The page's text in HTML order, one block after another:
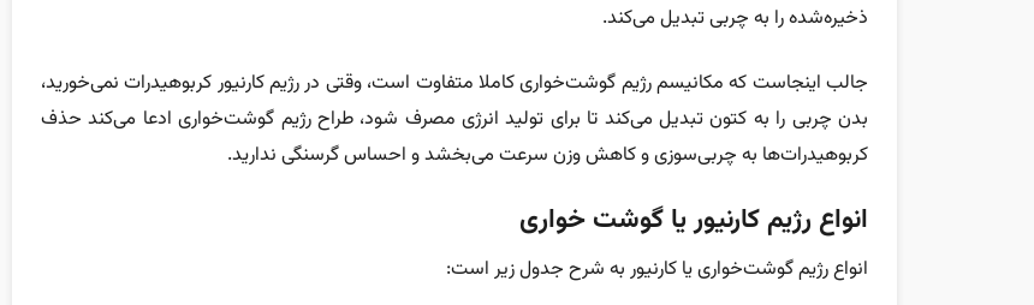
ذخیره‌شده را به چربی تبدیل می‌کند.
جالب اینجاست که مکانیسم رژیم گوشت‌خواری کاملا متفاوت است، وقتی در رژیم کارنیور کربوهیدرات نمی‌خورید،
بدن چربی را به کتون تبدیل می‌کند تا برای تولید انرژی مصرف شود، طراح رژیم گوشت‌خواری ادعا می‌کند حذف
کربوهیدرات‌ها به چربی‌سوزی و کاهش وزن سرعت می‌بخشد و احساس گرسنگی ندارید.
انواع رژیم کارنیور یا گوشت خواری
انواع رژیم گوشت‌خواری یا کارنیور به شرح جدول زیر است: